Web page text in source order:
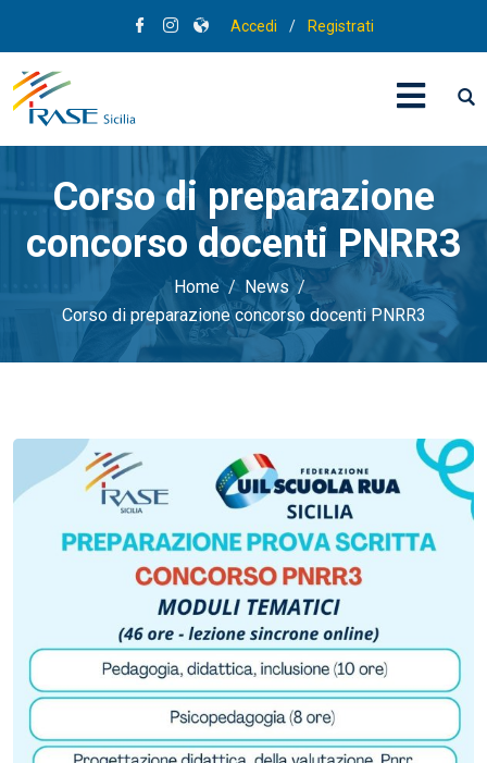
Accedi / Registrati
Corso di preparazione
concorso docenti PNRR3
Home
News
Corso di preparazione concorso docenti PNRR3